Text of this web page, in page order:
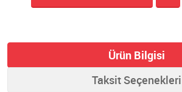
Ürün Bilgisi
Taksit Seçenekleri